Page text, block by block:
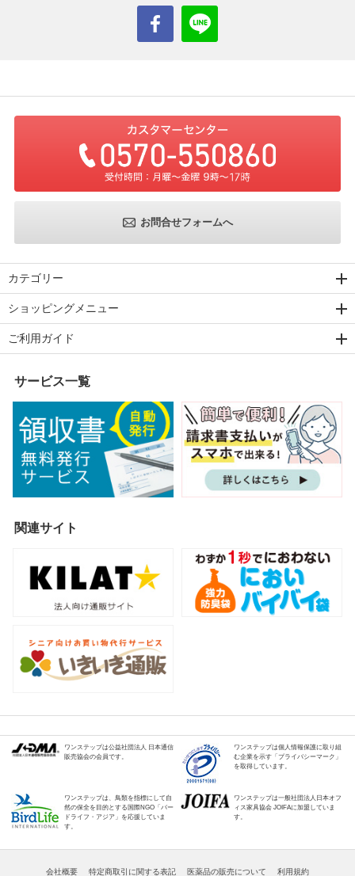
お問合せフォームへ
カテゴリー
ショッピングメニュー
ご利用ガイド
サービス一覧
関連サイト
ワンステップは公益社団法人 日本通信
販売協会の会員です。
ワンステップは個人情報保護に取り組
む企業を示す「プライバシーマーク」
を取得しています。
ワンステップは、鳥類を指標にして自
然の保全を目的とする国際NGO「バー
ドライフ・アジア」を応援していま
す。
ワンステップは一般社団法人日本オフ
ィス家具協会 JOIFAに加盟していま
す。
会社概要 特定商取引に関する表記 医薬品の販売について 利用規約